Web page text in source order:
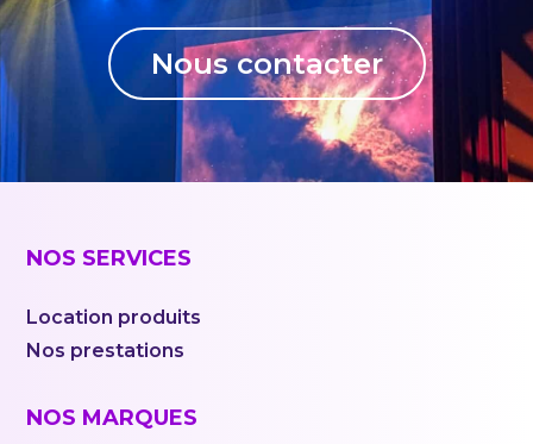
Nous contacter
NOS SERVICES
Location produits
Nos prestations
NOS MARQUES